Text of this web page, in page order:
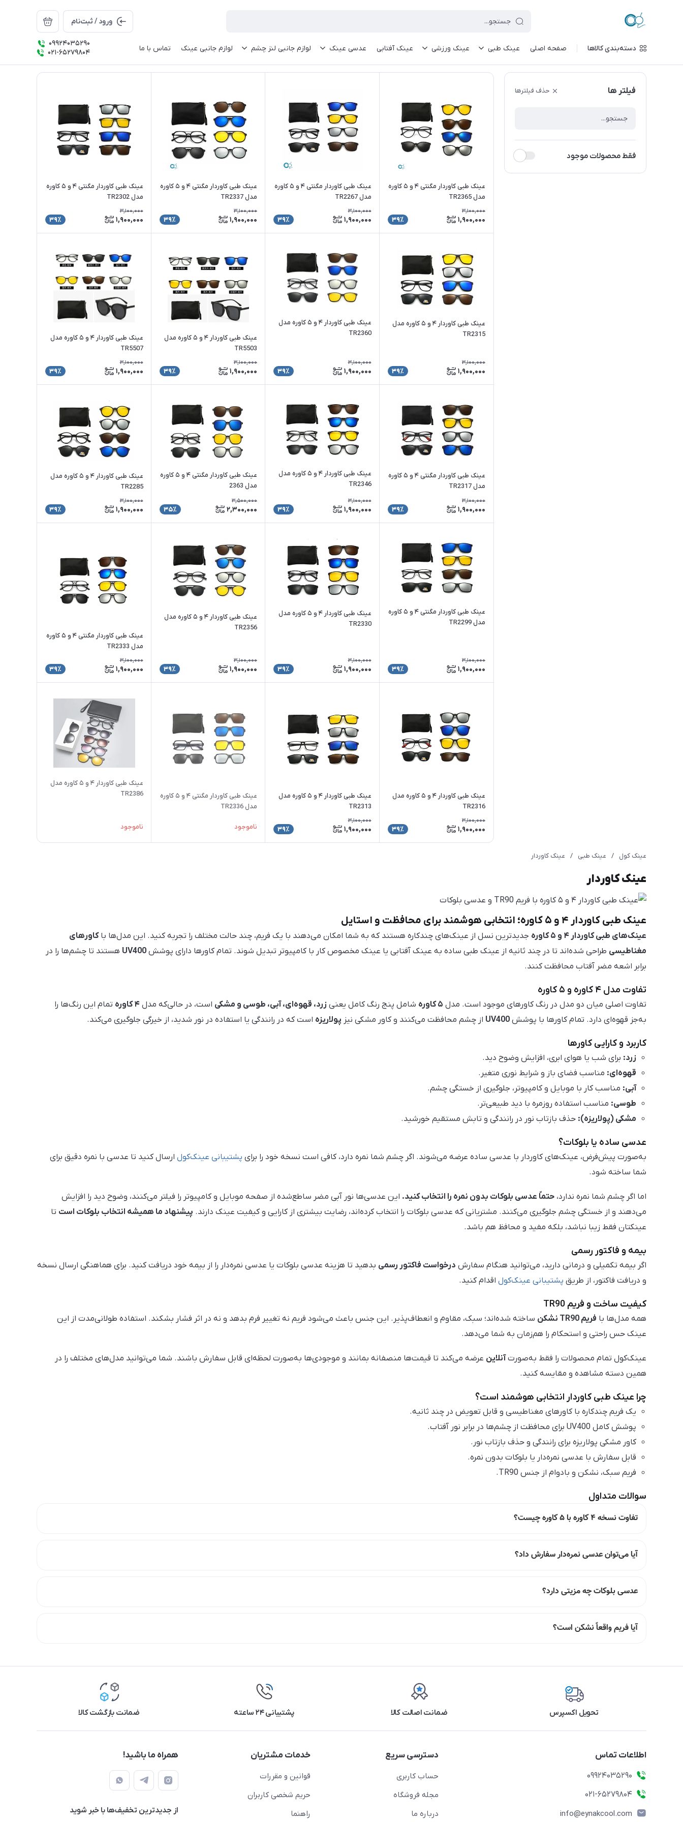
ورود / ثبت‌نام
دسته‌بندی کالاها صفحه اصلی عینک طبی عینک ورزشی عینک آفتابی عدسی عینک لوازم جانبی لنز چشم لوازم جانبی عینک تماس با ما
09924035290
021-65279804
فیلتر ها حذف فیلترها
فقط محصولات موجود
عینک طبی کاوردار مگنتی ۴ و ۵ کاوره
مدل TR2365
3,100,000
1,900,000 39٪
عینک طبی کاوردار مگنتی ۴ و ۵ کاوره
مدل TR2267
3,100,000
1,900,000 39٪
عینک طبی کاوردار مگنتی ۴ و ۵ کاوره
مدل TR2337
3,100,000
1,900,000 39٪
عینک طبی کاوردار مگنتی ۴ و ۵ کاوره
مدل TR2302
3,100,000
1,900,000 39٪
عینک طبی کاوردار ۴ و ۵ کاوره مدل
TR2315
3,100,000
1,900,000 39٪
عینک طبی کاوردار ۴ و ۵ کاوره مدل
TR2360
3,100,000
1,900,000 39٪
عینک طبی کاوردار ۴ و ۵ کاوره مدل
TR5503
3,100,000
1,900,000 39٪
عینک طبی کاوردار ۴ و ۵ کاوره مدل
TR5507
3,100,000
1,900,000 39٪
عینک طبی کاوردار مگنتی ۴ و ۵ کاوره
مدل TR2317
3,100,000
1,900,000 39٪
عینک طبی کاوردار ۴ و ۵ کاوره مدل
TR2346
3,100,000
1,900,000 39٪
عینک طبی کاوردار مگنتی ۴ و ۵ کاوره
مدل 2363
3,500,000
2,300,000 35٪
عینک طبی کاوردار ۴ و ۵ کاوره مدل
TR2285
3,100,000
1,900,000 39٪
عینک طبی کاوردار مگنتی ۴ و ۵ کاوره
مدل TR2299
3,100,000
1,900,000 39٪
عینک طبی کاوردار ۴ و ۵ کاوره مدل
TR2330
3,100,000
1,900,000 39٪
عینک طبی کاوردار ۴ و ۵ کاوره مدل
TR2356
3,100,000
1,900,000 39٪
عینک طبی کاوردار مگنتی ۴ و ۵ کاوره
مدل TR2333
3,100,000
1,900,000 39٪
عینک طبی کاوردار ۴ و ۵ کاوره مدل
TR2316
3,100,000
1,900,000 39٪
عینک طبی کاوردار ۴ و ۵ کاوره مدل
TR2313
3,100,000
1,900,000 39٪
عینک طبی کاوردار مگنتی ۴ و ۵ کاوره
مدل TR2336
ناموجود
عینک طبی کاوردار ۴ و ۵ کاوره مدل
TR2386
ناموجود
عینک کول / عینک طبی / عینک کاوردار
عینک کاوردار
عینک طبی کاوردار ۴ و ۵ کاوره؛ انتخابی هوشمند برای محافظت و استایل
عینک‌های طبی کاوردار ۴ و ۵ کاوره جدیدترین نسل از عینک‌های چندکاره هستند که به شما امکان می‌دهند با یک فریم، چند حالت مختلف را تجربه کنید. این مدل‌ها باکاورهای
مغناطیسی طراحی شده‌اند تا در چند ثانیه از عینک طبی ساده به عینک آفتابی یا عینک مخصوص کار با کامپیوتر تبدیل شوند. تمام کاورها دارای پوشش UV400 هستند تا چشم‌ها را در
برابر اشعه مضر آفتاب محافظت کنند.
تفاوت مدل ۴ کاوره و ۵ کاوره
تفاوت اصلی میان دو مدل در رنگ کاورهای موجود است. مدل ۵ کاوره شامل پنج رنگ کامل یعنی زرد، قهوه‌ای، آبی، طوسی و مشکی است، در حالی‌که مدل ۴ کاوره
تمام این رنگ‌ها را
به‌جز قهوه‌ای دارد. تمام کاورها با پوشش UV400 از چشم محافظت می‌کنند و کاور مشکی نیز پولاریزه است که در رانندگی یا استفاده در نور شدید، از خیرگی جلوگیری می‌کند.
کاربرد و کارایی کاورها
زرد: برای شب یا هوای ابری، افزایش وضوح دید.
قهوه‌ای: مناسب فضای باز و شرایط نوری متغیر.
آبی: مناسب کار با موبایل و کامپیوتر، جلوگیری از خستگی چشم.
طوسی: مناسب استفاده روزمره با دید طبیعی‌تر.
مشکی (پولاریزه): حذف بازتاب نور در رانندگی و تابش مستقیم خورشید.
عدسی ساده یا بلوکات؟
به‌صورت پیش‌فرض، عینک‌های کاوردار با عدسی ساده عرضه می‌شوند. اگر چشم شما نمره دارد، کافی است نسخه خود را برای پشتیبانی عینک‌کول ارسال کنید تا عدسی با نمره دقیق برای
شما ساخته شود.
اما اگر چشم شما نمره ندارد، حتماً عدسی بلوکات بدون نمره را انتخاب کنید. این عدسی‌ها نور آبی مضر ساطع‌شده از صفحه موبایل و کامپیوتر را فیلتر می‌کنند، وضوح دید را افزایش
می‌دهند و از خستگی چشم جلوگیری می‌کنند. مشتریانی که عدسی بلوکات را انتخاب کرده‌اند، رضایت بیشتری از کارایی و کیفیت عینک دارند. پیشنهاد ما همیشه انتخاب بلوکات است تا
عینکتان فقط زیبا نباشد، بلکه مفید و محافظ هم باشد.
بیمه و فاکتور رسمی
اگر بیمه تکمیلی و درمانی دارید، می‌توانید هنگام سفارش درخواست فاکتور رسمی بدهید تا هزینه عدسی بلوکات یا عدسی نمره‌دار را از بیمه خود دریافت کنید. برای هماهنگی ارسال نسخه
و دریافت فاکتور، از طریق پشتیبانی عینک‌کول اقدام کنید.
کیفیت ساخت و فریم TR90
همه مدل‌ها با فریم TR90 نشکن
ساخته شده‌اند؛ سبک، مقاوم و انعطاف‌پذیر. این جنس باعث می‌شود فریم نه تغییر فرم بدهد و نه در اثر فشار بشکند. استفاده طولانی‌مدت از این
عینک حس راحتی و استحکام را هم‌زمان به شما می‌دهد.
عینک‌کول تمام محصولات را فقط به‌صورتآنلاین عرضه می‌کند تا قیمت‌ها منصفانه بمانند و موجودی‌ها به‌صورت لحظه‌ای قابل سفارش باشند. شما می‌توانید مدل‌های مختلف را در
همین دسته مشاهده و مقایسه کنید.
چرا عینک طبی کاوردار انتخابی هوشمند است؟
یک فریم چندکاره با کاورهای مغناطیسی و قابل تعویض در چند ثانیه.
پوشش کامل UV400 برای محافظت از چشم‌ها در برابر نور آفتاب.
کاور مشکی پولاریزه برای رانندگی و حذف بازتاب نور.
قابل سفارش با عدسی نمره‌دار یا بلوکات بدون نمره.
فریم سبک، نشکن و بادوام از جنس TR90.
سوالات متداول
تفاوت نسخه ۴ کاوره با ۵ کاوره چیست؟
آیا می‌توان عدسی نمره‌دار سفارش داد؟
عدسی بلوکات چه مزیتی دارد؟
آیا فریم واقعاً نشکن است؟
تحویل اکسپرس ضمانت اصالت کالا پشتیبانی ۲۴ ساعته ضمانت بازگشت کالا
اطلاعات تماس
09924035290
021-65279804
info@eynakcool.com
دسترسی سریع
حساب کاربری
مجله فروشگاه
درباره ما
خدمات مشتریان
قوانین و مقررات
حریم شخصی کاربران
راهنما
همراه ما باشید!
از جدید‌ترین تخفیف‌ها با‌ خبر شوید